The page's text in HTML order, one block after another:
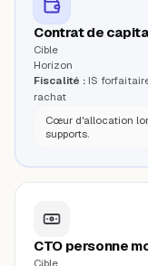
Contrat de
Cible
Horizon
Fiscalité : IS
rachat
Cœur d'allocation
supports.
CTO personne
Cible